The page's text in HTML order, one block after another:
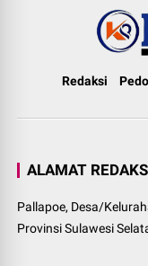
Redaksi
ALAMAT
Pallapoe, Desa/
Provinsi Sulawesi